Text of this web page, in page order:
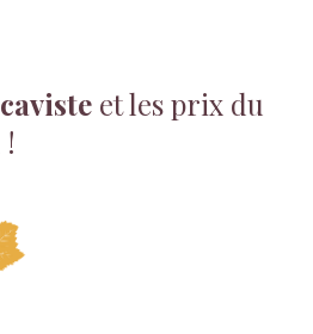
caviste et les prix du
!